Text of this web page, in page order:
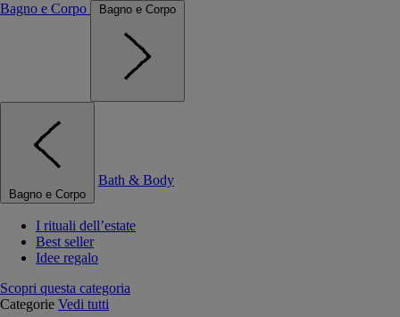
Bagno e Corpo
Bagno e Corpo
Bagno e Corpo
Bath & Body
I rituali dell’estate
Best seller
Idee regalo
Scopri questa categoria
Categorie Vedi tutti